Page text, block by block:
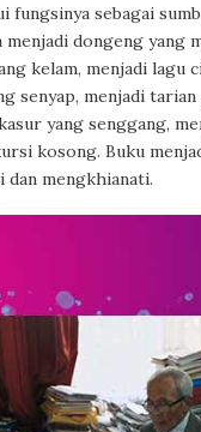
fungsinya sebagai
menjadi dongeng yang
kelam, menjadi lagu
senyap, menjadi tarian
yang senggang,
kosong. Buku
mengkhianati.